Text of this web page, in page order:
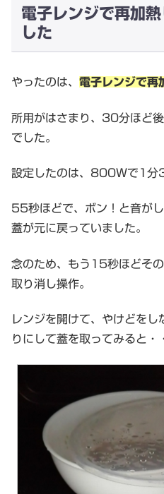
電子レンジで再加
した
やったのは、 電子レンジで再
所用がはさまり、30分ほど
でした。
設定したのは、800Wで1分
55秒ほどで、ボン！と音が
蓋が元に戻っていました。
念のため、もう15秒ほどそ
取り消し操作。
レンジを開けて、やけどを
りにして蓋を取ってみると・